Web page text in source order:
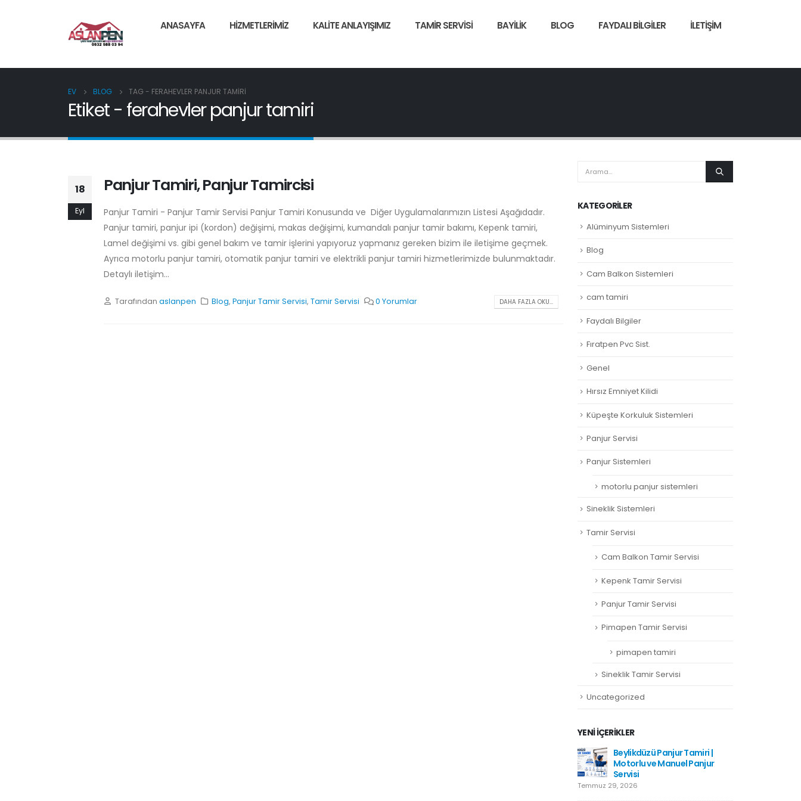
ANASAYFA HIZMETLERIMIZ KALITE ANLAYIŞIMIZ TAMIR SERVISI BAYILIK BLOG FAYDALI BILGILER İLETIŞIM
EV BLOG TAG - FERAHEVLER PANJUR TAMIRI
Etiket - ferahevler panjur tamiri
18
Eyl
Panjur Tamiri, Panjur Tamircisi
Panjur Tamiri - Panjur Tamir Servisi Panjur Tamiri Konusunda ve Diğer Uygulamalarımızın Listesi Aşağıdadır.
Panjur tamiri, panjur ipi (kordon) değişimi, makas değişimi, kumandalı panjur tamir bakımı, Kepenk tamiri,
Lamel değişimi vs. gibi genel bakım ve tamir işlerini yapıyoruz yapmanız gereken bizim ile iletişime geçmek.
Ayrıca motorlu panjur tamiri, otomatik panjur tamiri ve elektrikli panjur tamiri hizmetlerimizde bulunmaktadır.
Detaylı iletişim...
Tarafından aslanpen Blog,Panjur Tamir Servisi,Tamir Servisi 0 Yorumlar DAHA FAZLA OKU...
KATEGORILER
Alüminyum Sistemleri
Blog
Cam Balkon Sistemleri
cam tamiri
Faydalı Bilgiler
Fıratpen Pvc Sist.
Genel
Hırsız Emniyet Kilidi
Küpeşte Korkuluk Sistemleri
Panjur Servisi
Panjur Sistemleri
motorlu panjur sistemleri
Sineklik Sistemleri
Tamir Servisi
Cam Balkon Tamir Servisi
Kepenk Tamir Servisi
Panjur Tamir Servisi
Pimapen Tamir Servisi
pimapen tamiri
Sineklik Tamir Servisi
Uncategorized
YENI İÇERIKLER
Beylikdüzü Panjur Tamiri |
Motorlu ve Manuel Panjur
Servisi
Temmuz 29, 2026